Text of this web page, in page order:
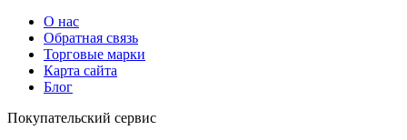
О нас
Обратная связь
Торговые марки
Карта сайта
Блог
Покупательский сервис